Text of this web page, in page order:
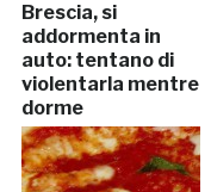
Brescia, si
addormenta in
auto: tentano di
violentarla mentre
dorme